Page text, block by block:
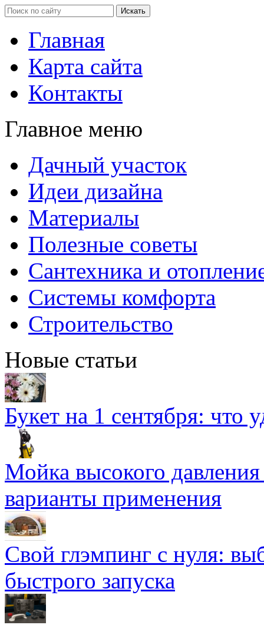
Главная
Карта сайта
Контакты
Главное меню
Дачный участок
Идеи дизайна
Материалы
Полезные советы
Сантехника и
Системы комфорта
Строительство
Новые статьи
Букет на 1 сентября: что
Мойка высокого
варианты применения
Свой глэмпинг с нуля:
быстрого запуска